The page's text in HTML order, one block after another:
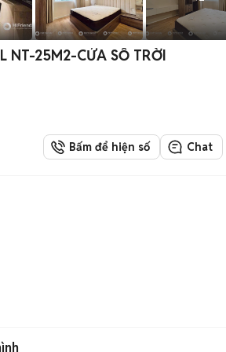
NT-25M2-CỬA SỔ TRỜI
Bấm để hiện số Chat